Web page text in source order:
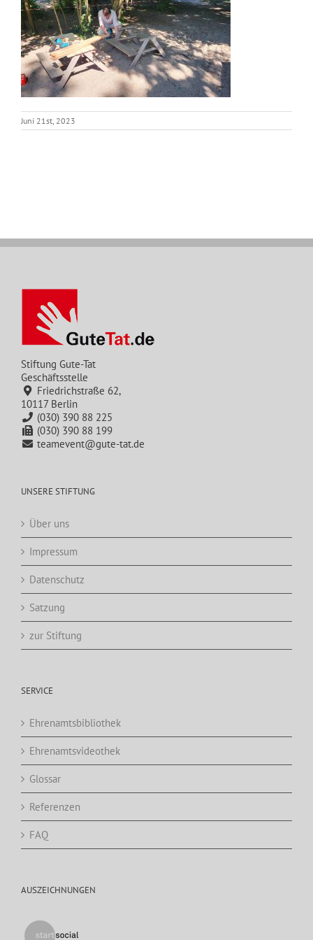
Juni 21st, 2023
Stiftung Gute-Tat
Geschäftsstelle
Friedrichstraße 62,
10117 Berlin
(030) 390 88 225
(030) 390 88 199
teamevent@gute-tat.de
UNSERE STIFTUNG
Über uns
Impressum
Datenschutz
Satzung
zur Stiftung
SERVICE
Ehrenamtsbibliothek
Ehrenamtsvideothek
Glossar
Referenzen
FAQ
AUSZEICHNUNGEN